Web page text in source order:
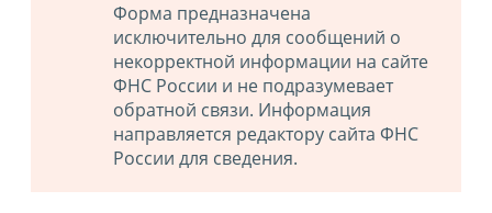
Форма предназначена
исключительно для сообщений о
некорректной информации на сайте
ФНС России и не подразумевает
обратной связи. Информация
направляется редактору сайта ФНС
России для сведения.